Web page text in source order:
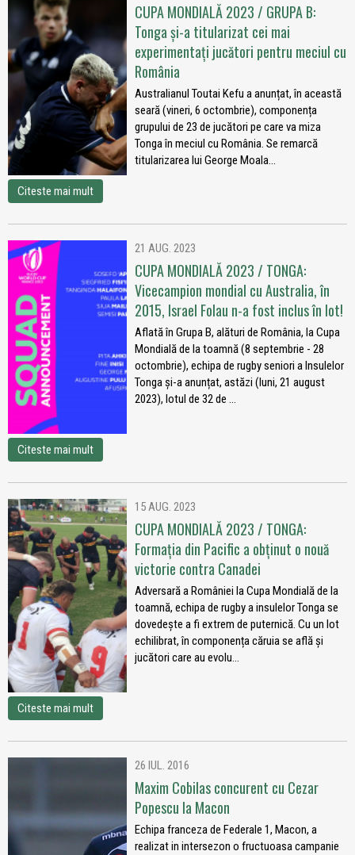
CUPA MONDIALĂ 2023 / GRUPA B:
Tonga și-a titularizat cei mai
experimentați jucători pentru meciul cu
România
Australianul Toutai Kefu a anunțat, în această
seară (vineri, 6 octombrie), componența
grupului de 23 de jucători pe care va miza
Tonga în meciul cu România. Se remarcă
titularizarea lui George Moala...
Citeste mai mult
21 AUG. 2023
CUPA MONDIALĂ 2023 / TONGA:
Vicecampion mondial cu Australia, în
2015, Israel Folau n-a fost inclus în lot!
Aflată în Grupa B, alături de România, la Cupa
Mondială de la toamnă (8 septembrie - 28
octombrie), echipa de rugby seniori a Insulelor
Tonga și-a anunțat, astăzi (luni, 21 august
2023), lotul de 32 de ...
Citeste mai mult
15 AUG. 2023
CUPA MONDIALĂ 2023 / TONGA:
Formația din Pacific a obținut o nouă
victorie contra Canadei
Adversară a României la Cupa Mondială de la
toamnă, echipa de rugby a insulelor Tonga se
dovedește a fi extrem de puternică. Cu un lot
echilibrat, în componența căruia se află și
jucători care au evolu...
Citeste mai mult
26 IUL. 2016
Maxim Cobilas concurent cu Cezar
Popescu la Macon
Echipa franceza de Federale 1, Macon, a
realizat in intersezon o fructuoasa campanie